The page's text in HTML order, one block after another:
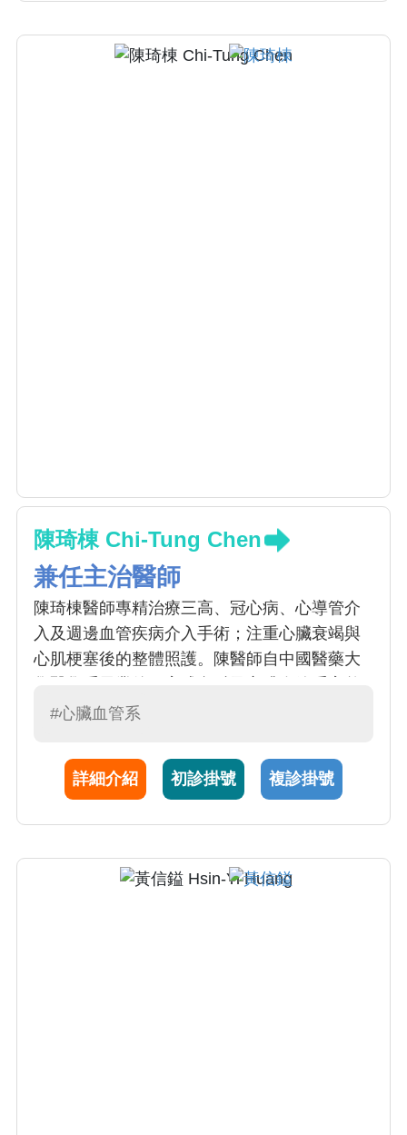
陳琦棟 Chi-Tung Chen
兼任主治醫師
陳琦棟醫師專精治療三高、冠心病、心導管介
入及週邊血管疾病介入手術；注重心臟衰竭與
心肌梗塞後的整體照護。陳醫師自中國醫藥大
訓練，臨床經驗豐富，多次於國內外心血管介
的診療理念，致力提供安全且精準的心血管治
療，透過演講、衛教和臨床進行醫病溝通，長
#心臟血管系
詳細介紹 初診掛號 複診掛號